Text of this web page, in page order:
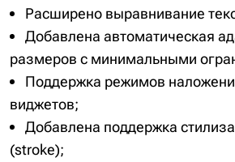
Расширено выравнивание
Добавлена автоматическая
размеров с минимальными
Поддержка режимов
виджетов;
Добавлена поддержка
(stroke);